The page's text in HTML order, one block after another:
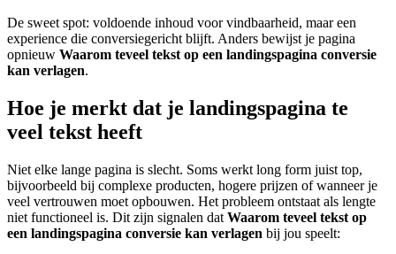
De sweet spot: voldoende inhoud voor vindbaarheid, maar een
experience die conversiegericht blijft. Anders bewijst je pagina
opnieuw Waarom teveel tekst op een landingspagina conversie
kan verlagen.
Hoe je merkt dat je landingspagina te
veel tekst heeft
Niet elke lange pagina is slecht. Soms werkt long form juist top,
bijvoorbeeld bij complexe producten, hogere prijzen of wanneer je
veel vertrouwen moet opbouwen. Het probleem ontstaat als lengte
niet functioneel is. Dit zijn signalen dat Waarom teveel tekst op
een landingspagina conversie kan verlagen bij jou speelt: